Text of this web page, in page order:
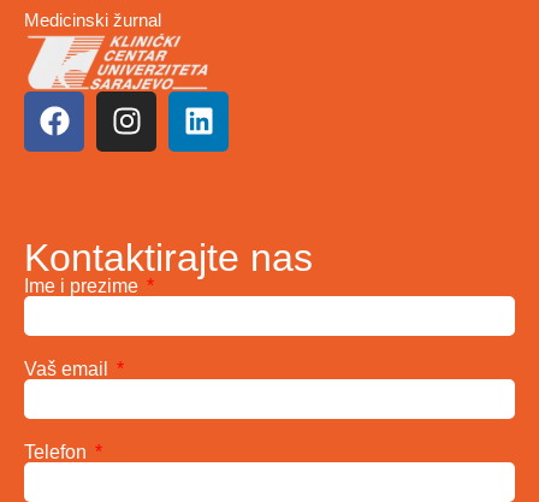
Medicinski žurnal
Kontaktirajte nas
Ime i prezime
Vaš email
Telefon